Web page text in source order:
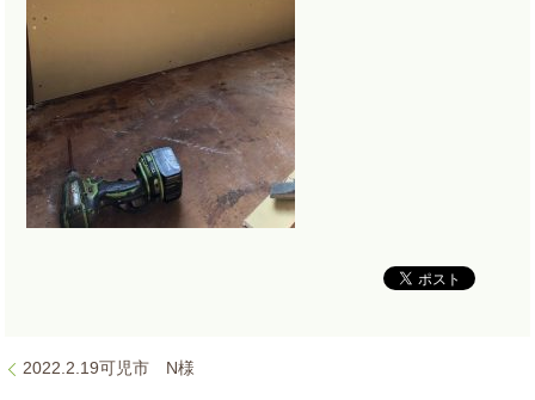
2022.2.19可児市 N様